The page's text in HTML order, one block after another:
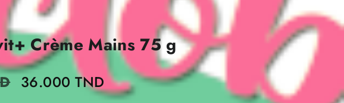
Crème Mains 75 g
Le
36.000TNDLe